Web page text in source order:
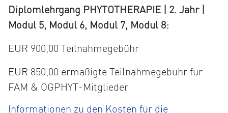
Diplomlehrgang PHYTOTHERAPIE | 2. Jahr |
Modul 5, Modul 6, Modul 7, Modul 8:
EUR 900,00 Teilnahmegebühr
EUR 850,00 ermäßigte Teilnahmegebühr für
FAM & ÖGPHYT-Mitglieder
Informationen zu den Kosten für die